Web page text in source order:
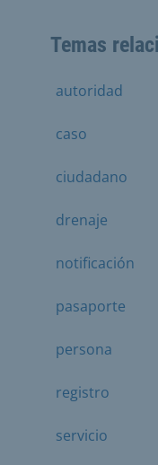
Temas
autoridad
caso
ciudadano
drenaje
notificación
pasaporte
persona
registro
servicio